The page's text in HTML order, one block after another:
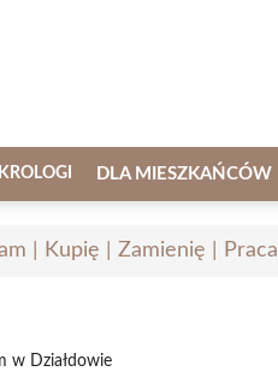
DLA MIESZKAŃCÓW
| Kupię | Zamienię | Praca
w Działdowie